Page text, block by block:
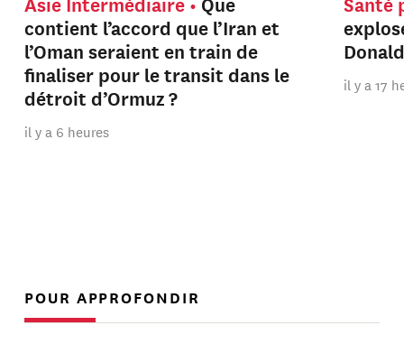
contient l’accord que l’Iran et
l’Oman seraient en train de
finaliser pour le transit dans le
détroit d’Ormuz ?
il y a 6 heures
il y a 17
POUR APPROFONDIR